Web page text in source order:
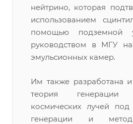
нейтрино, которая
использованием
помощью подземной
руководством в МГУ
эмульсионных камер.
Им также разработана
теория генерации
космических лучей под
генерации и